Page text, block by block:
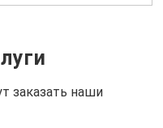
заказать наши